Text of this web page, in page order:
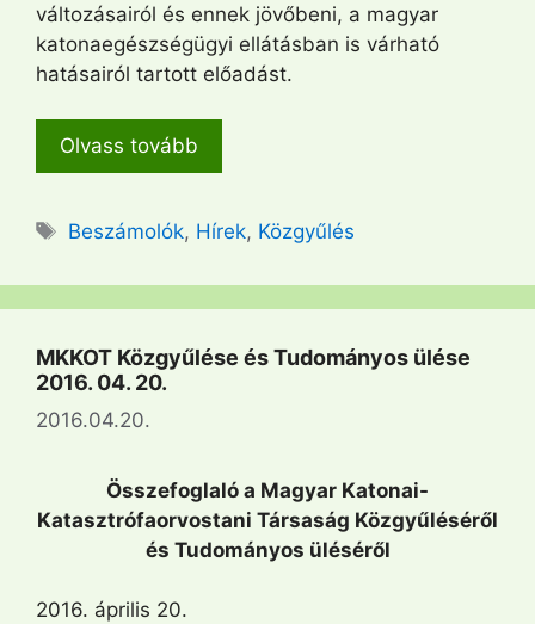
változásairól és ennek jövőbeni, a magyar
katonaegészségügyi ellátásban is várható
hatásairól tartott előadást.
Olvass tovább
Címkék
Beszámolók, Hírek, Közgyűlés
MKKOT Közgyűlése és Tudományos ülése
2016. 04. 20.
2016.04.20.
Összefoglaló a Magyar Katonai-
Katasztrófaorvostani Társaság Közgyűléséről
és Tudományos üléséről
2016. április 20.